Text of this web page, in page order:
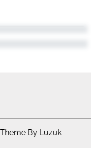
By Luzuk